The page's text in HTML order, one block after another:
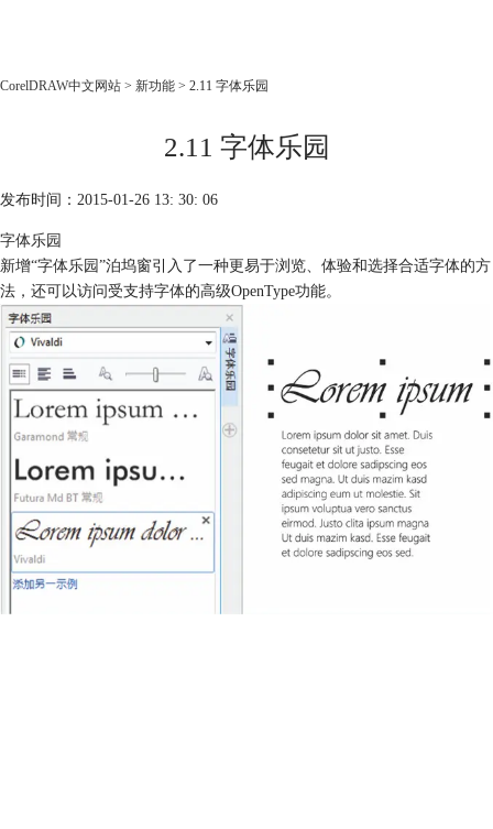
老用户福利
下载
购买
CorelDRAW中文网站 > 新功能 > 2.11 字体乐园
2.11 字体乐园
发布时间：2015-01-26 13: 30: 06
字体乐园
新增“字体乐园”泊坞窗引入了一种更易于浏览、体验和选择合适字体的方
法，还可以访问受支持字体的高级OpenType功能。